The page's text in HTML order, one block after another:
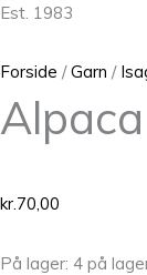
Est. 1983
Forside /Garn /
kr.70,00
På lager: 4 på